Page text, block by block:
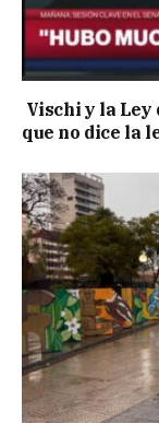
Vischi y la Ley
que no dice la